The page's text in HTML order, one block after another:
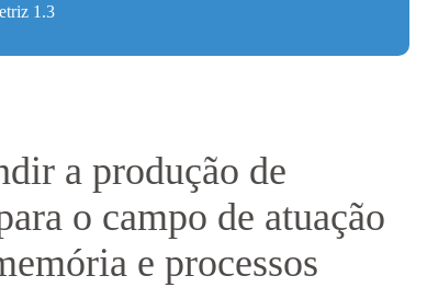
1.3
a produção de
o campo de atuação
e processos